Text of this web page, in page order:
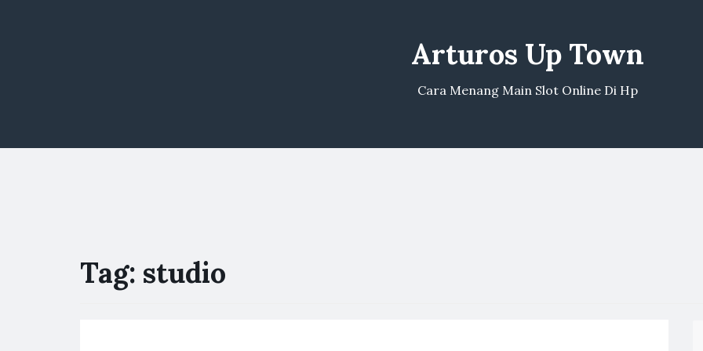
Arturos Up Town
Cara Menang Main Slot Online Di Hp
Tag: studio